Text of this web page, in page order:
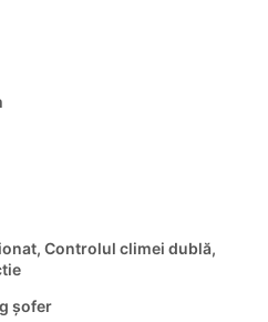
Controlul climei dublă,
șofer